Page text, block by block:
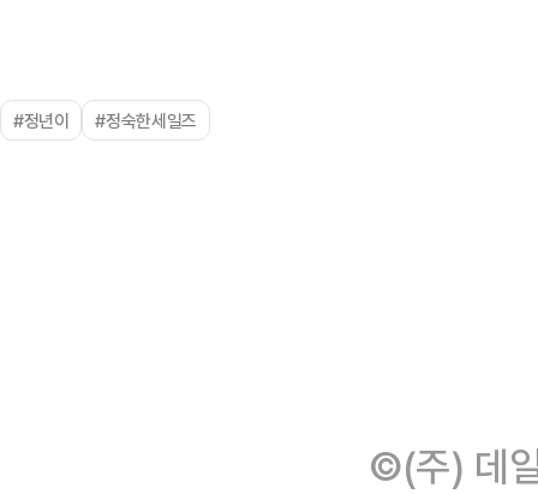
#정년이 #정숙한세일즈
©(주) 데